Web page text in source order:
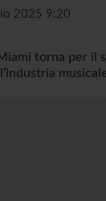
2025 9:20
torna per il